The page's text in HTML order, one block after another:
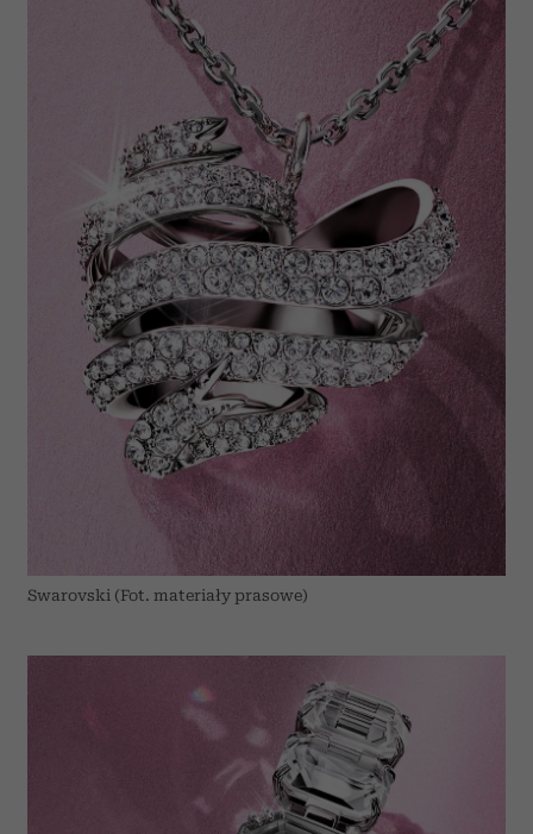
Swarovski (Fot. materiały prasowe)